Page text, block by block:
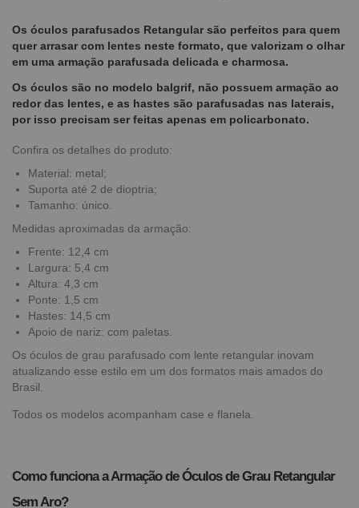
Os óculos parafusados Retangular são perfeitos para quem
quer arrasar com lentes neste formato, que valorizam o olhar
em uma armação parafusada delicada e charmosa.
Os óculos são no modelo balgrif, não possuem armação ao
redor das lentes, e as hastes são parafusadas nas laterais,
por isso precisam ser feitas apenas em policarbonato.
Confira os detalhes do produto:
Material: metal;
Suporta até 2 de dioptria;
Tamanho: único.
Medidas aproximadas da armação:
Frente: 12,4 cm
Largura: 5,4 cm
Altura: 4,3 cm
Ponte: 1,5 cm
Hastes: 14,5 cm
Apoio de nariz: com paletas.
Os óculos de grau parafusado com lente retangular inovam
atualizando esse estilo em um dos formatos mais amados do
Brasil.
Todos os modelos acompanham case e flanela.
Como funciona a Armação de Óculos de Grau Retangular
Sem Aro?